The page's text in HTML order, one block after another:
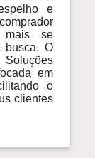
e
mais se
busca. O
em
o
clientes